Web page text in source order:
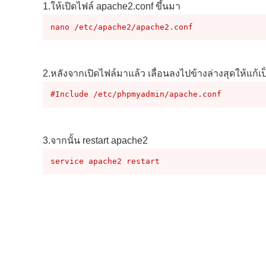
1.ให้เปิดไฟล์ apache2.conf ขึ้นมา
nano /etc/apache2/apache2.conf
2.หลังจากเปิดไฟล์มาแล้ว เลื่อนลงไปข้างล่างสุดให้แก้เ
#Include /etc/phpmyadmin/apache.conf
3.จากนั้น restart apache2
service apache2 restart